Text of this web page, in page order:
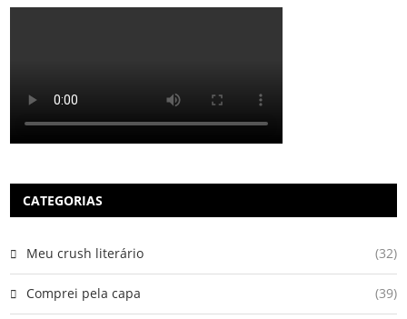
CATEGORIAS
Meu crush literário (32)
Comprei pela capa (39)